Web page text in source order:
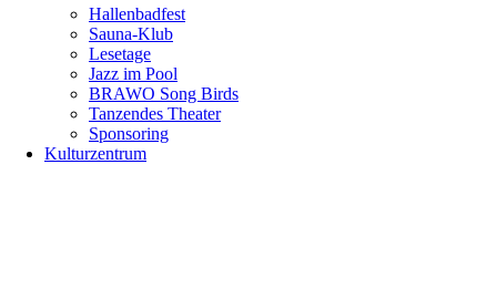
Hallenbadfest
Sauna-Klub
Lesetage
Jazz im Pool
BRAWO Song Birds
Tanzendes Theater
Sponsoring
Kulturzentrum